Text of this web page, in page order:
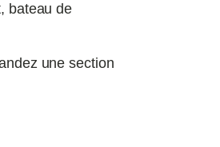
bateau de
une section